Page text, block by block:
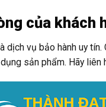
của khách
vụ bảo hành uy
sản phẩm. Hãy